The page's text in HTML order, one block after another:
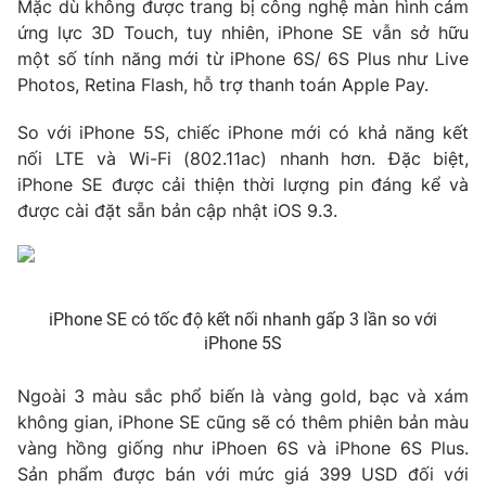
Theo dõi báo trên
Cơ quan chủ quản:Đài Truyền hình Việt Nam
Giấy phép hoạt động báo in và báo điện tử số 483/GP-BTTTT
cấp ngày 29/12/2023
Tổng Biên tập:Vũ Thanh Thủy
Phó Tổng Biên tập: Nguyễn Thị Mỹ Hạnh, Phạm Quốc Thắng,
Email: toasoan@vtv.vn
Mặc dù không được trang bị công nghệ màn hình cảm
ứng lực 3D Touch, tuy nhiên, iPhone SE vẫn sở hữu
một số tính năng mới từ iPhone 6S/ 6S Plus như Live
Photos, Retina Flash, hỗ trợ thanh toán Apple Pay.
So với iPhone 5S, chiếc iPhone mới có khả năng kết
nối LTE và Wi-Fi (802.11ac) nhanh hơn. Đặc biệt,
iPhone SE được cải thiện thời lượng pin đáng kể và
được cài đặt sẵn bản cập nhật iOS 9.3.
iPhone SE có tốc độ kết nối nhanh gấp 3 lần so với
iPhone 5S
Ngoài 3 màu sắc phổ biến là vàng gold, bạc và xám
không gian, iPhone SE cũng sẽ có thêm phiên bản màu
vàng hồng giống như iPhoen 6S và iPhone 6S Plus.
Sản phẩm được bán với mức giá 399 USD đối với